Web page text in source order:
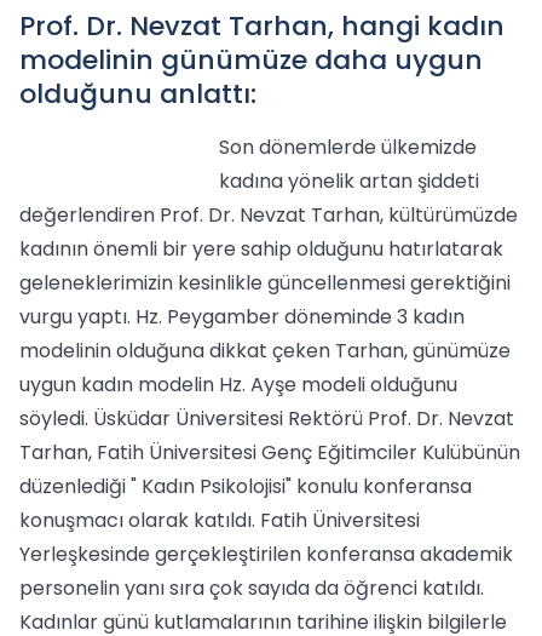
Prof. Dr. Nevzat Tarhan, hangi kadın
modelinin günümüze daha uygun
olduğunu anlattı:
Son dönemlerde ülkemizde
kadına yönelik artan şiddeti
değerlendiren Prof. Dr. Nevzat Tarhan, kültürümüzde
kadının önemli bir yere sahip olduğunu hatırlatarak
geleneklerimizin kesinlikle güncellenmesi gerektiğini
vurgu yaptı. Hz. Peygamber döneminde 3 kadın
modelinin olduğuna dikkat çeken Tarhan, günümüze
uygun kadın modelin Hz. Ayşe modeli olduğunu
söyledi. Üsküdar Üniversitesi Rektörü Prof. Dr. Nevzat
Tarhan, Fatih Üniversitesi Genç Eğitimciler Kulübünün
düzenlediği " Kadın Psikolojisi" konulu konferansa
konuşmacı olarak katıldı. Fatih Üniversitesi
Yerleşkesinde gerçekleştirilen konferansa akademik
personelin yanı sıra çok sayıda da öğrenci katıldı.
Kadınlar günü kutlamalarının tarihine ilişkin bilgilerle